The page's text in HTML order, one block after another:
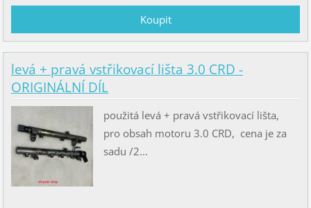
levá + pravá vstřikovací lišta 3.0 CRD -
ORIGINÁLNÍ DÍL
použitá levá + pravá vstřikovací lišta,
pro obsah motoru 3.0 CRD, cena je za
sadu /2...